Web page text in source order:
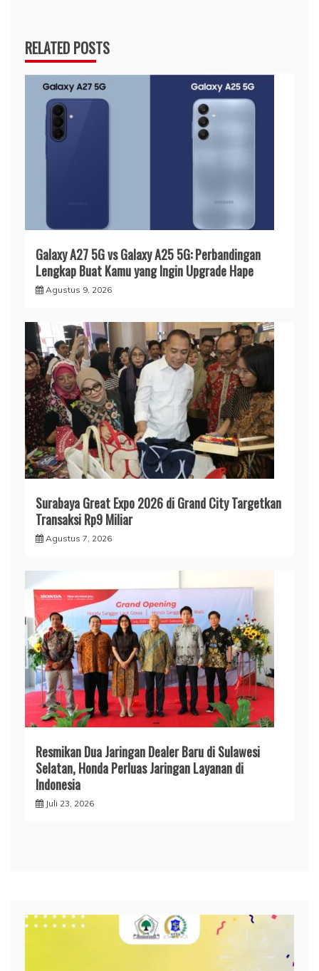
RELATED POSTS
Galaxy A27 5G vs Galaxy A25 5G: Perbandingan
Lengkap Buat Kamu yang Ingin Upgrade Hape
Agustus 9, 2026
Surabaya Great Expo 2026 di Grand City Targetkan
Transaksi Rp9 Miliar
Agustus 7, 2026
Resmikan Dua Jaringan Dealer Baru di Sulawesi
Selatan, Honda Perluas Jaringan Layanan di
Indonesia
Juli 23, 2026